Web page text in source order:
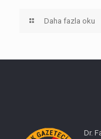
Daha fazla oku
Dr.